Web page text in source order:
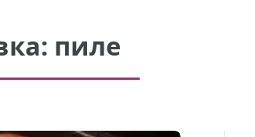
пиле